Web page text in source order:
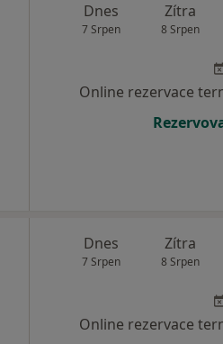
Dnes
7 Srpen
Zítra
8 Srpen
Online rezervace
Dnes
7 Srpen
Zítra
8 Srpen
Online rezervace